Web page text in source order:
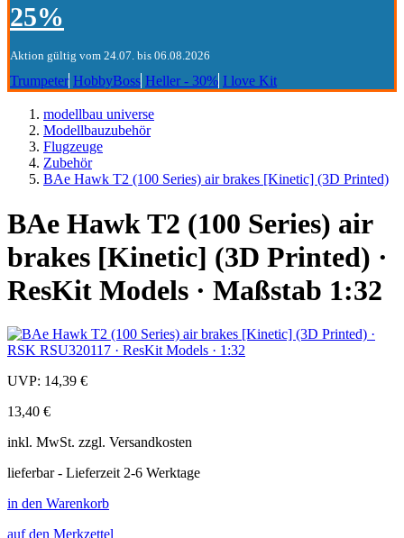
25%
Aktion gültig vom 24.07. bis 06.08.2026
Trumpeter HobbyBoss Heller - 30% I love Kit
modellbau universe
Modellbauzubehör
Flugzeuge
Zubehör
BAe Hawk T2 (100 Series) air brakes [Kinetic] (3D Printed)
BAe Hawk T2 (100 Series) air
brakes [Kinetic] (3D Printed) ·
ResKit Models · Maßstab 1:32
UVP: 14,39 €
13,40 €
inkl. MwSt. zzgl. Versandkosten
lieferbar - Lieferzeit 2-6 Werktage
in den Warenkorb
auf den Merkzettel